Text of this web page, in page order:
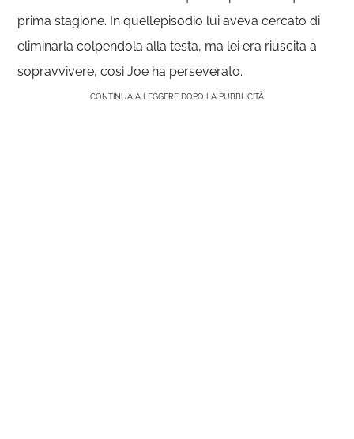
prima stagione. In quell’episodio lui aveva cercato di
eliminarla colpendola alla testa, ma lei era riuscita a
sopravvivere, così Joe ha perseverato.
CONTINUA A LEGGERE DOPO LA PUBBLICITÀ